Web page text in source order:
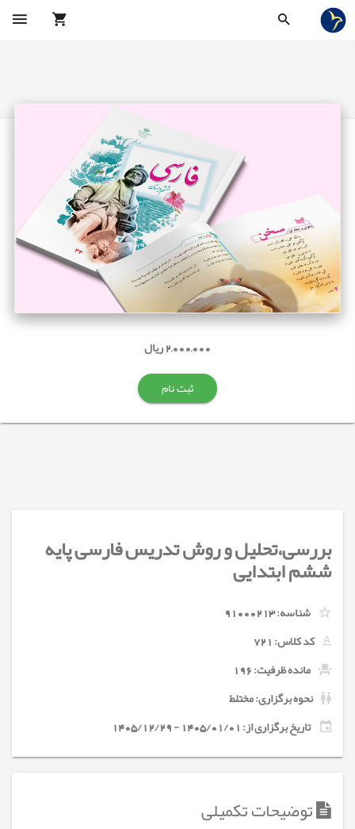
2,000,000 ریال
ثبت نام
بررسی،تحلیل و روش تدریس فارسی پایه
ششم ابتدایی
شناسه:91000213
کد کلاس:721
مانده ظرفیت: 196
نحوه برگزاری: مختلط
تاریخ برگزاری از: 1405/01/01 - 1405/12/29
توضیحات تکمیلی